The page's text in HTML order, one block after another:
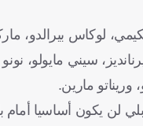
بيرالدو،
سيني مايولو،
وريناتو مارين.
لن يكون أساسيا أمام